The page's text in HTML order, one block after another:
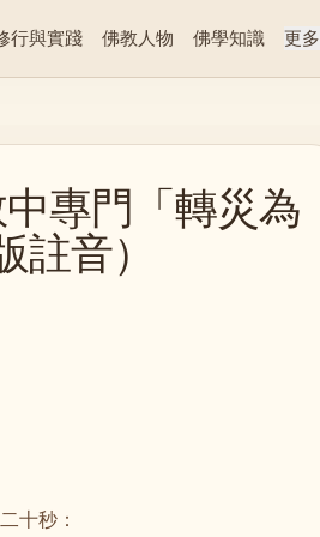
行與實踐 佛教人物 佛學知識 更多
專門「轉災為
音）
十秒：